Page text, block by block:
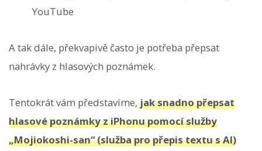
YouTube
A tak dále, překvapivě často je potřeba přepsat
nahrávky z hlasových poznámek.
Tentokrát vám představíme, jak snadno přepsat
hlasové poznámky z iPhonu pomocí služby
„Mojiokoshi-san“ (služba pro přepis textu s AI)